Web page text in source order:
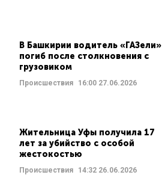
В Башкирии водитель «ГАЗели»
погиб после столкновения с
грузовиком
Происшествия 16:0027.06.2026
Жительница Уфы получила 17
лет за убийство с особой
жестокостью
Происшествия 14:3226.06.2026